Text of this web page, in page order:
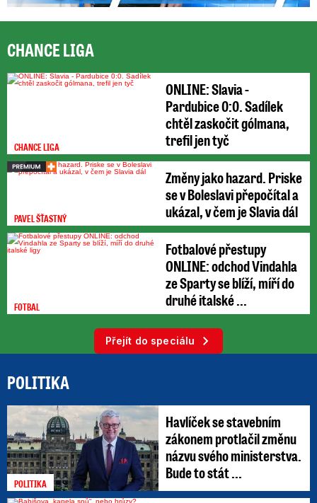
CHANCE LIGA
CHANCE LIGA
ONLINE: Slavia -
Pardubice 0:0. Sadílek
chtěl zaskočit gólmana,
trefil jen tyč
PAVEL ŠŤASTNÝ
Změny jako hazard. Priske
se v Boleslavi přepočítal a
ukázal, v čem je Slavia dál
FOTBAL
Fotbalové přestupy
ONLINE: odchod Vindahla
ze Sparty se blíží, míří do
druhé italské ...
Přejít do speciálu
POLITIKA
POLITIKA
Havlíček se stavebním
zákonem protlačil změnu
názvu svého ministerstva.
Bude to stát ...